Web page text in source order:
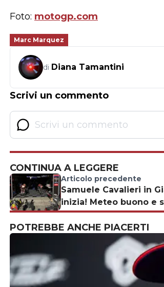
Foto: motogp.com
Marc Marquez
di Diana Tamantini
Scrivi un commento
CONTINUA A LEGGERE
Articolo precedente
Samuele Cavalieri in
inizia! Meteo buono e
mille"
POTREBBE ANCHE PIACERTI